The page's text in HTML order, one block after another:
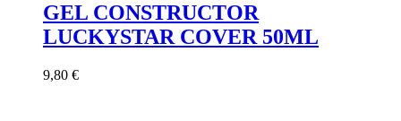
GEL CONSTRUCTOR
LUCKYSTAR COVER 50ML
9,80 €